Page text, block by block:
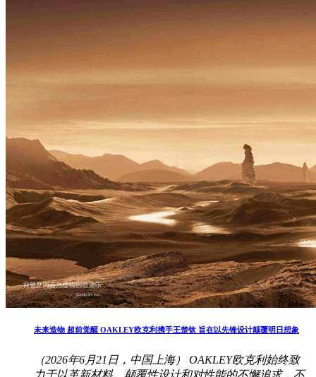
未来造物 超前觉醒 OAKLEY欧克利携手王楚钦 旨在以先锋设计颠覆明日想象
（2026年6月21日，中国上海） OAKLEY欧克利始终致
力于以革新材料、颠覆性设计和对性能的不懈追求，不